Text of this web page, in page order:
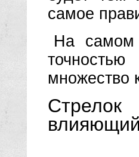
самое
На самом
множество